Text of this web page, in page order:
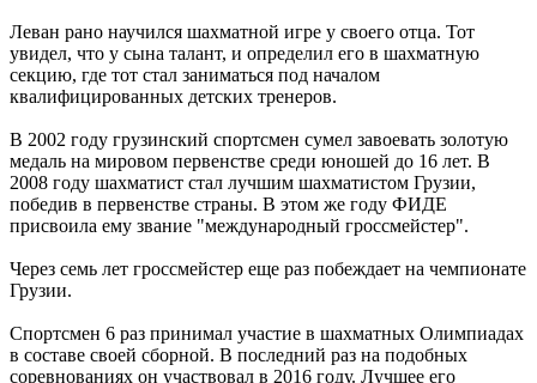
Леван рано научился шахматной игре у своего отца. Тот
увидел, что у сына талант, и определил его в шахматную
секцию, где тот стал заниматься под началом
квалифицированных детских тренеров.
В 2002 году грузинский спортсмен сумел завоевать золотую
медаль на мировом первенстве среди юношей до 16 лет. В
2008 году шахматист стал лучшим шахматистом Грузии,
победив в первенстве страны. В этом же году ФИДЕ
присвоила ему звание "международный гроссмейстер".
Через семь лет гроссмейстер еще раз побеждает на чемпионате
Грузии.
Спортсмен 6 раз принимал участие в шахматных Олимпиадах
в составе своей сборной. В последний раз на подобных
соревнованиях он участвовал в 2016 году. Лучшее его